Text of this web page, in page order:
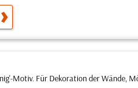
Motiv. Für Dekoration der Wände,